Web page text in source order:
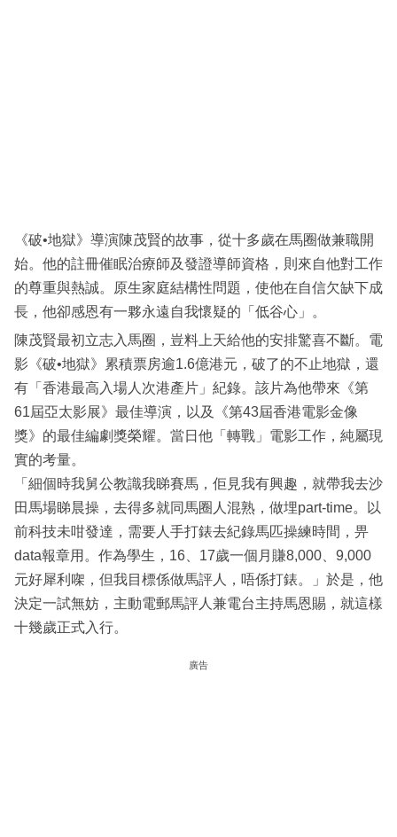
《破•地獄》導演陳茂賢的故事，從十多歲在馬圈做兼職開
始。他的註冊催眠治療師及發證導師資格，則來自他對工作
的尊重與熱誠。原生家庭結構性問題，使他在自信欠缺下成
長，他卻感恩有一夥永遠自我懷疑的「低谷心」。
陳茂賢最初立志入馬圈，豈料上天給他的安排驚喜不斷。電
影《破•地獄》累積票房逾1.6億港元，破了的不止地獄，還
有「香港最高入場人次港產片」紀錄。該片為他帶來《第
61屆亞太影展》最佳導演，以及《第43屆香港電影金像
獎》的最佳編劇獎榮耀。當日他「轉戰」電影工作，純屬現
實的考量。
「細個時我舅公教識我睇賽馬，佢見我有興趣，就帶我去沙
田馬場睇晨操，去得多就同馬圈人混熟，做埋part-time。以
前科技未咁發達，需要人手打錶去紀錄馬匹操練時間，畀
data報章用。作為學生，16、17歲一個月賺8,000、9,000
元好犀利㗎，但我目標係做馬評人，唔係打錶。」於是，他
決定一試無妨，主動電郵馬評人兼電台主持馬恩賜，就這樣
十幾歲正式入行。
廣告